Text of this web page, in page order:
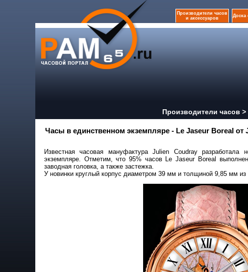
Производители часов
и аксессуаров
Доска
Производители часов >
Часы в единственном экземпляре - Le Jaseur Boreal от
Известная часовая мануфактура Julien Coudray
экземпляре. Отметим, что 95% часов Le Jaseur Boreal
заводная головка, а также застежка.
У новинки круглый корпус диаметром 39 мм и толщиной 9,85 мм из